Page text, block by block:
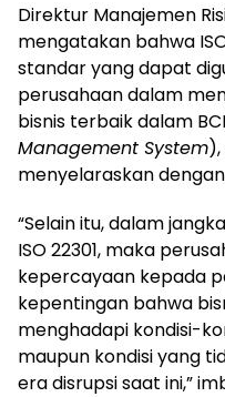
Direktur Manajemen
mengatakan bahwa
standar yang dapat
perusahaan dalam
bisnis terbaik dalam
Management System
menyelaraskan
“Selain itu, dalam
ISO 22301, maka
kepercayaan kepada
kepentingan bahwa
menghadapi kondisi-
maupun kondisi yang
era disrupsi saat ini,”